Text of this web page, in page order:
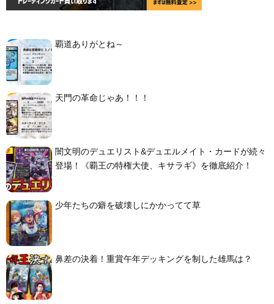
覇道ありがとね～
天門の革命じゃあ！！！
闇文明のデュエリスト&デュエルメイト・カードが続々
登場！《覇王の特権大使、キサラギ》を徹底紹介！
少年たちの癖を破壊しにかかってて草
鼻差の決着！重賞午年デッキングを制した雄馬は？